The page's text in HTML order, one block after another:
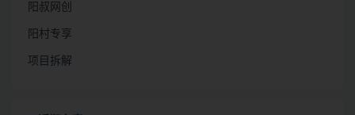
阳叔网创
阳村专享
项目拆解